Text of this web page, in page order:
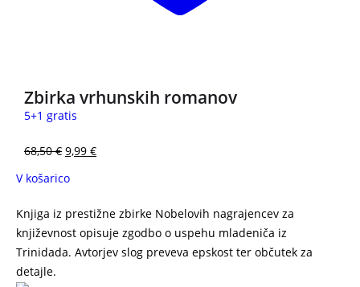
Zbirka vrhunskih romanov
5+1 gratis
68,50€ 9,99 €
V košarico
Knjiga iz prestižne zbirke Nobelovih nagrajencev za
književnost opisuje zgodbo o uspehu mladeniča iz
Trinidada. Avtorjev slog preveva epskost ter občutek za
detajle.